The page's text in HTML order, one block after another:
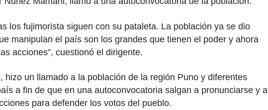
los fujimorista siguen con su pataleta. La población ya se dio
manipulan el país son los grandes que tienen el poder y ahora
acciones”, cuestionó el dirigente.
hizo un llamado a la población de la región Puno y diferentes
a fin de que en una autoconvocatoria salgan a pronunciarse y a
para defender los votos del pueblo.